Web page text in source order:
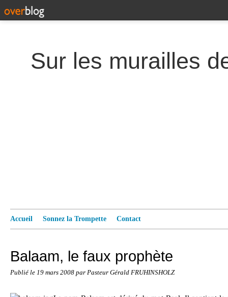
Accueil Sonnez la Trompette Contact
Balaam, le faux prophète
Publié le 19 mars 2008 par Pasteur Gérald FRUHINSHOLZ